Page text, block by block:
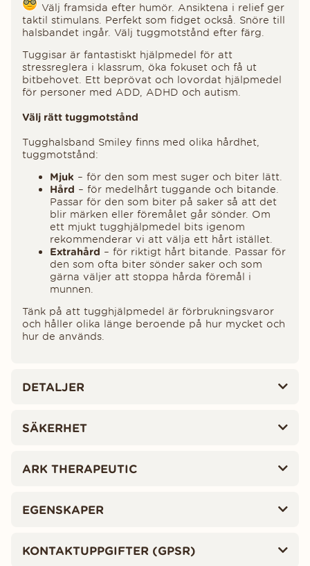
Välj framsida efter humör. Ansiktena i relief ger
taktil stimulans. Perfekt som fidget också. Snöre till
halsbandet ingår. Välj tuggmotstånd efter färg.
Tuggisar är fantastiskt hjälpmedel för att
stressreglera i klassrum, öka fokuset och få ut
bitbehovet. Ett beprövat och lovordat hjälpmedel
för personer med ADD, ADHD och autism.
Välj rätt tuggmotstånd
Tugghalsband Smiley finns med olika hårdhet,
tuggmotstånd:
Mjuk – för den som mest suger och biter lätt.
Hård – för medelhårt tuggande och bitande.
Passar för den som biter på saker så att det
blir märken eller föremålet går sönder. Om
ett mjukt tugghjälpmedel bits igenom
rekommenderar vi att välja ett hårt istället.
Extrahård – för riktigt hårt bitande. Passar för
den som ofta biter sönder saker och som
gärna väljer att stoppa hårda föremål i
munnen.
Tänk på att tugghjälpmedel är förbrukningsvaror
och håller olika länge beroende på hur mycket och
hur de används.
DETALJER
SÄKERHET
ARK THERAPEUTIC
EGENSKAPER
KONTAKTUPPGIFTER (GPSR)